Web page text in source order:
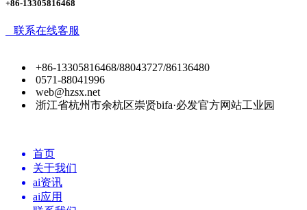
+86-13305816468
联系在线客服
+86-13305816468/88043727/86136480
0571-88041996
web@hzsx.net
浙江省杭州市余杭区崇贤bifa·必发官方网站工业园
首页
关于我们
ai资讯
ai应用